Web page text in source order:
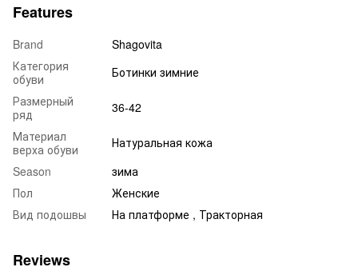
Features
Brand
Shagovita
Категория
обуви
Ботинки зимние
Размерный
ряд
36-42
Материал
верха обуви
Натуральная кожа
Season
зима
Пол
Женские
Вид подошвы
На платформе , Тракторная
Reviews